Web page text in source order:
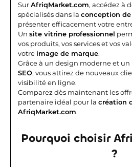
SurAfriqMarket.com, accédez à
spécialisés dans la conception
présenter efficacement votre
Un site vitrine professionnel
vos produits, vos services et vos
votre image de marque.
Grâce à un design moderne et un
SEO, vous attirez de nouveaux
visibilité en ligne.
Comparez dès maintenant les
partenaire idéal pour la création
AfriqMarket.com.
Pourquoi choisir
?